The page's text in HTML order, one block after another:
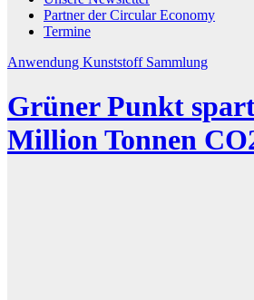
Partner der Circular Economy
Termine
Anwendung Kunststoff Sammlung
Grüner Punkt
Million Tonnen